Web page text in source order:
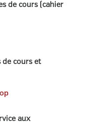
de cours (cahier
de cours et
aux